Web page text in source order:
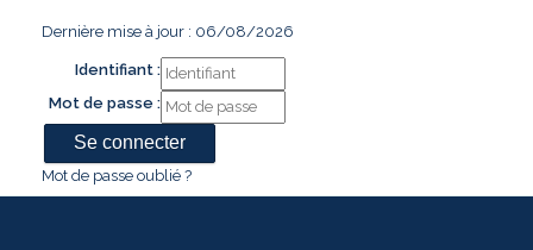
Dernière mise à jour : 06/08/2026
Identifiant :
Mot de passe :
Mot de passe oublié ?